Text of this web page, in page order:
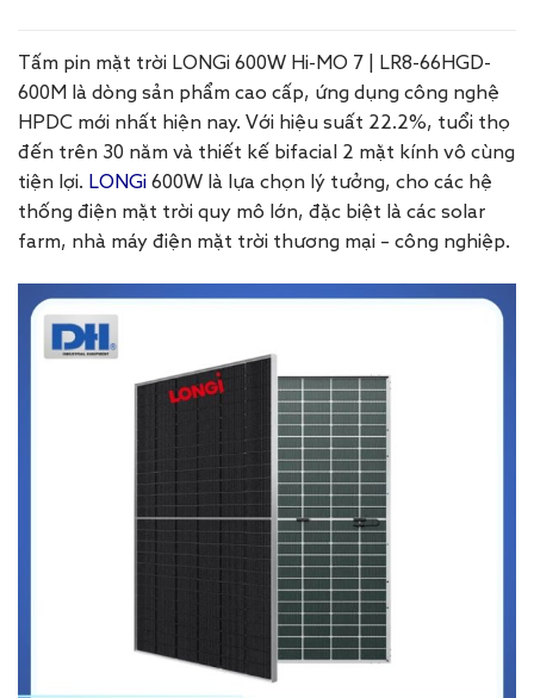
Tấm pin mặt trời LONGi 600W Hi-MO 7 | LR8-66HGD-
600M là dòng sản phẩm cao cấp, ứng dụng công nghệ
HPDC mới nhất hiện nay. Với hiệu suất 22.2%, tuổi thọ
đến trên 30 năm và thiết kế bifacial 2 mặt kính vô cùng
tiện lợi. LONGi 600W là lựa chọn lý tưởng, cho các hệ
thống điện mặt trời quy mô lớn, đặc biệt là các solar
farm, nhà máy điện mặt trời thương mại – công nghiệp.